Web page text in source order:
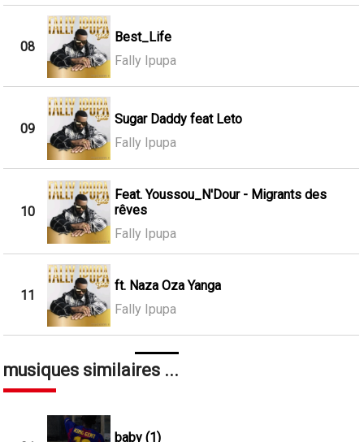
08
Best_Life
Fally Ipupa
09
Sugar Daddy feat Leto
Fally Ipupa
10
Feat. Youssou_N'Dour - Migrants des
rêves
Fally Ipupa
11
ft. Naza Oza Yanga
Fally Ipupa
musiques similaires ...
baby (1)